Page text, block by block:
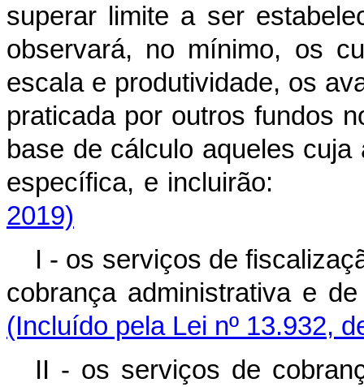
superar limite a ser
observará, no mínimo, os
escala e produtividade, os
praticada por outros fundos
base de cálculo aqueles
específica, e
2019)
I - os serviços de
cobrança
(Incluído pela Lei nº 13.932,
II - os serviços de